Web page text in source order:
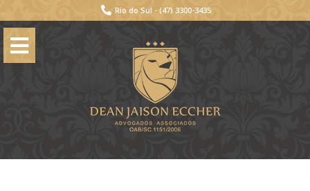
Rio do Sul - (47) 3300-3435